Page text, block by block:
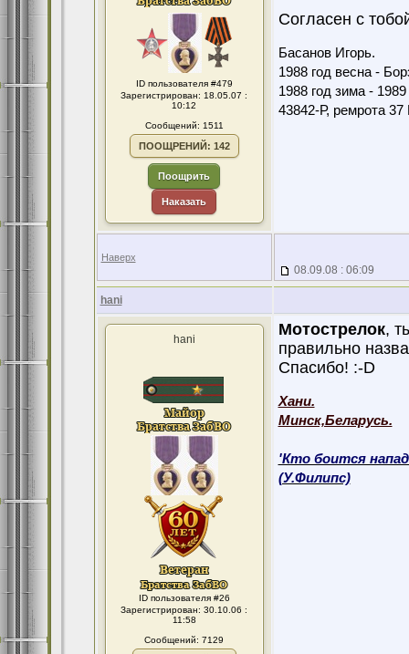
ID пользователя #479
Зарегистрирован: 18.05.07 :
10:12
Сообщений: 1511
ПООЩРЕНИЙ: 142
Поощрить
Наказать
Согласен с
Басанов Игорь.
1988 год весна -
1988 год зима -
43842-Р, ремрота
Наверх
08.09.08 : 06:09
hani
hani
ID пользователя #26
Зарегистрирован: 30.10.06 :
11:58
Сообщений: 7129
Мотострелок,
правильно
Спасибо! :-D
Хани.
Минск,Беларусь.
'Кто боится
(У.Филипс)